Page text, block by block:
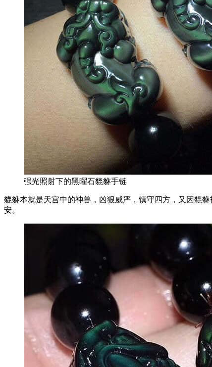
强光照射下的黑曜石貔貅手链
貔貅本就是天宫中的神兽，凶狠威严，镇守四方，又因貔
安。